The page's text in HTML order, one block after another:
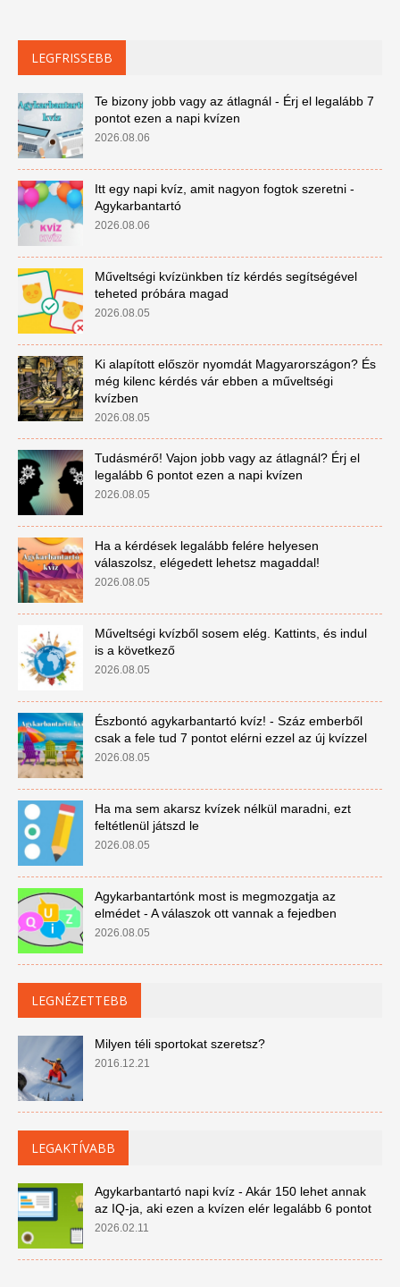
LEGFRISSEBB
Te bizony jobb vagy az átlagnál - Érj el legalább 7
pontot ezen a napi kvízen
2026.08.06
Itt egy napi kvíz, amit nagyon fogtok szeretni -
Agykarbantartó
2026.08.06
Műveltségi kvízünkben tíz kérdés segítségével
teheted próbára magad
2026.08.05
Ki alapított először nyomdát Magyarországon? És
még kilenc kérdés vár ebben a műveltségi
kvízben
2026.08.05
Tudásmérő! Vajon jobb vagy az átlagnál? Érj el
legalább 6 pontot ezen a napi kvízen
2026.08.05
Ha a kérdések legalább felére helyesen
válaszolsz, elégedett lehetsz magaddal!
2026.08.05
Műveltségi kvízből sosem elég. Kattints, és indul
is a következő
2026.08.05
Észbontó agykarbantartó kvíz! - Száz emberből
csak a fele tud 7 pontot elérni ezzel az új kvízzel
2026.08.05
Ha ma sem akarsz kvízek nélkül maradni, ezt
feltétlenül játszd le
2026.08.05
Agykarbantartónk most is megmozgatja az
elmédet - A válaszok ott vannak a fejedben
2026.08.05
LEGNÉZETTEBB
Milyen téli sportokat szeretsz?
2016.12.21
LEGAKTÍVABB
Agykarbantartó napi kvíz - Akár 150 lehet annak
az IQ-ja, aki ezen a kvízen elér legalább 6 pontot
2026.02.11